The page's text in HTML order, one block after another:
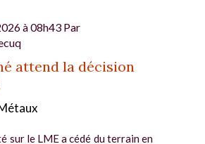
à 08h43 Par
attend la décision
sur le LME a cédé du terrain en